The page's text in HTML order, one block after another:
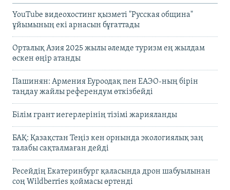
YouTube видеохостинг қызметі "Русская община"
ұйымының екі арнасын бұғаттады
Орталық Азия 2025 жылы әлемде туризм ең жылдам
өскен өңір атанды
Пашинян: Армения Еуроодақ пен ЕАЭО-ның бірін
таңдау жайлы референдум өткізбейді
Білім грант иегерлерінің тізімі жарияланды
БАҚ: Қазақстан Теңіз кен орнында экологиялық заң
талабы сақталмаған дейді
Ресейдің Екатеринбург қаласында дрон шабуылынан
соң Wildberries қоймасы өртенді